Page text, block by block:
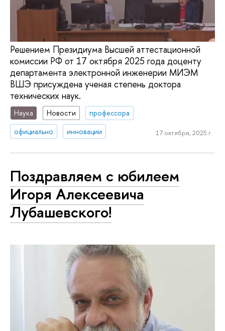
Решением Президиума Высшей аттестационной
комиссии РФ от 17 октября 2025 года доценту
департамента электронной инженерии МИЭМ
ВШЭ присуждена ученая степень доктора
технических наук.
Наука Новости
профессора
официально
инновации 17 октября, 2025 г.
Поздравляем с юбилеем
Игоря Алексеевича
Лубашевского!